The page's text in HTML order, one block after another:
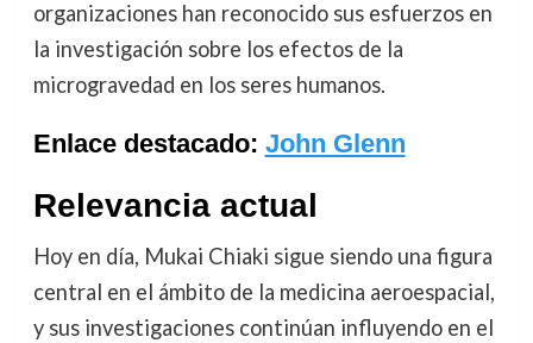
organizaciones han reconocido sus esfuerzos en
la investigación sobre los efectos de la
microgravedad en los seres humanos.
Enlace destacado: John Glenn
Relevancia actual
Hoy en día, Mukai Chiaki sigue siendo una figura
central en el ámbito de la medicina aeroespacial,
y sus investigaciones continúan influyendo en el